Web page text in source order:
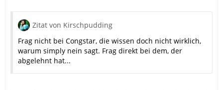
Zitat von Kirschpudding
Frag nicht bei Congstar, die wissen doch nicht wirklich,
warum simply nein sagt. Frag direkt bei dem, der
abgelehnt hat...